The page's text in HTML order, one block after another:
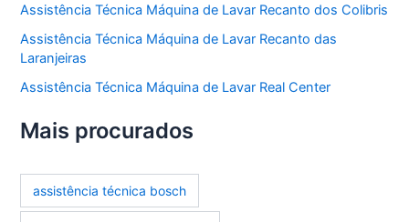
Assistência Técnica Máquina de Lavar Recanto dos Colibris
Assistência Técnica Máquina de Lavar Recanto das
Laranjeiras
Assistência Técnica Máquina de Lavar Real Center
Mais procurados
assistência técnica bosch